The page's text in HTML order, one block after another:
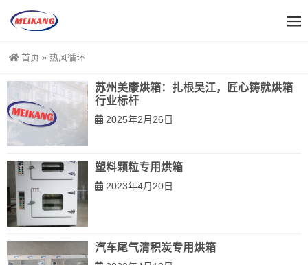
首页 » 热风循环
苏州美康烘箱：扎根吴江，匠心铸就烘箱
行业标杆
2025年2月26日
塑料颗粒专用烘箱
2023年4月20日
汽车尾气清积炭专用烘箱